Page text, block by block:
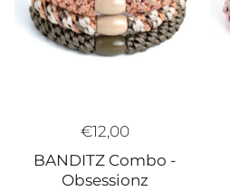
€12,00
BANDITZ Combo -
Obsessionz